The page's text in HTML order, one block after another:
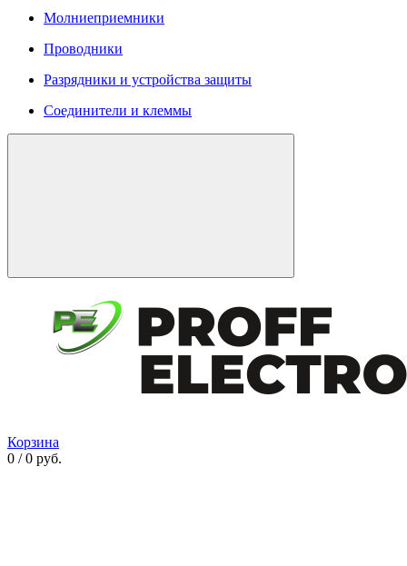
Молниеприемники
Проводники
Разрядники и устройства защиты
Соединители и клеммы
Корзина
0 / 0 руб.